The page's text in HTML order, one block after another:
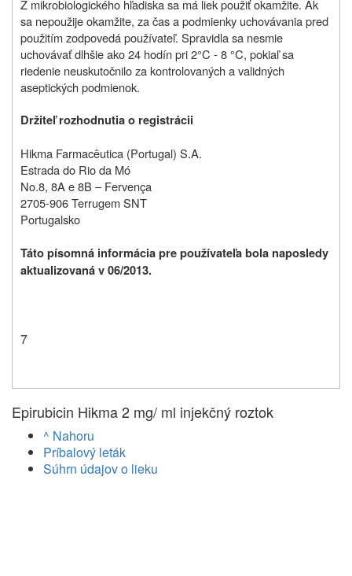
Z mikrobiologického hľadiska sa má liek použiť okamžite. Ak
sa nepoužije okamžite, za čas a podmienky uchovávania pred
použitím zodpovedá používateľ. Spravidla sa nesmie
uchovávať dlhšie ako 24 hodín pri 2°C - 8 °C, pokiaľ sa
riedenie neuskutočnilo za kontrolovaných a validných
aseptických podmienok.
Držiteľ rozhodnutia o registrácii
Hikma Farmacêutica (Portugal) S.A.
Estrada do Rio da Mó
No.8, 8A e 8B – Fervença
2705-906 Terrugem SNT
Portugalsko
Táto písomná informácia pre používateľa bola naposledy
aktualizovaná v 06/2013.
7
Epirubicin Hikma 2 mg/ ml injekčný roztok
^ Nahoru
Príbalový leták
Súhrn údajov o lieku